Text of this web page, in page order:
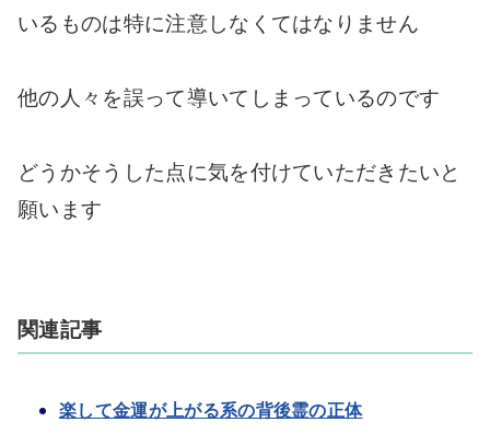
いるものは特に注意しなくてはなりません
他の人々を誤って導いてしまっているのです
どうかそうした点に気を付けていただきたいと
願います
関連記事
楽して金運が上がる系の背後霊の正体